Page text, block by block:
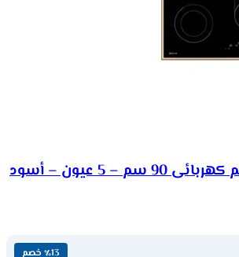
سطح بلت ان بولم كهربائى 90 سم – 5 عيون – أسود
٪13 خصم